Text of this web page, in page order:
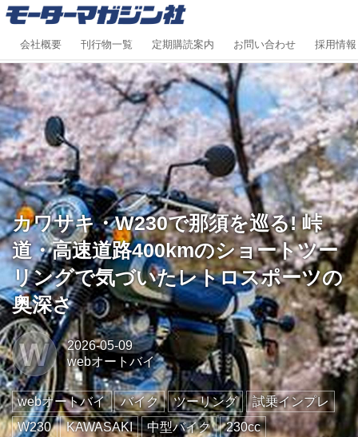
会社概要 刊行物一覧 定期購読案内 お問い合わせ 採用情報
カワサキ・W230で那須を巡る! 峠
道・高速道路400kmのショートツー
リングで気づいたレトロスポーツの
奥深さ
W
2026-05-09
webオートバイ
webオートバイ バイク ツーリング
試乗インプレ
W230
KAWASAKI 中型バイク
230cc